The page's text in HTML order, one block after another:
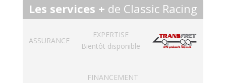
Les services + de Classic Racing
ASSURANCE
EXPERTISE
Bientôt disponible
FINANCEMENT